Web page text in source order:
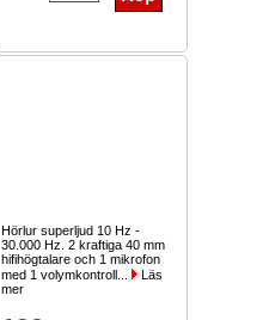
Hörlur superljud 10 Hz -
30.000 Hz. 2 kraftiga 40 mm
hifihögtalare och 1 mikrofon
med 1 volymkontroll...
Läs
mer